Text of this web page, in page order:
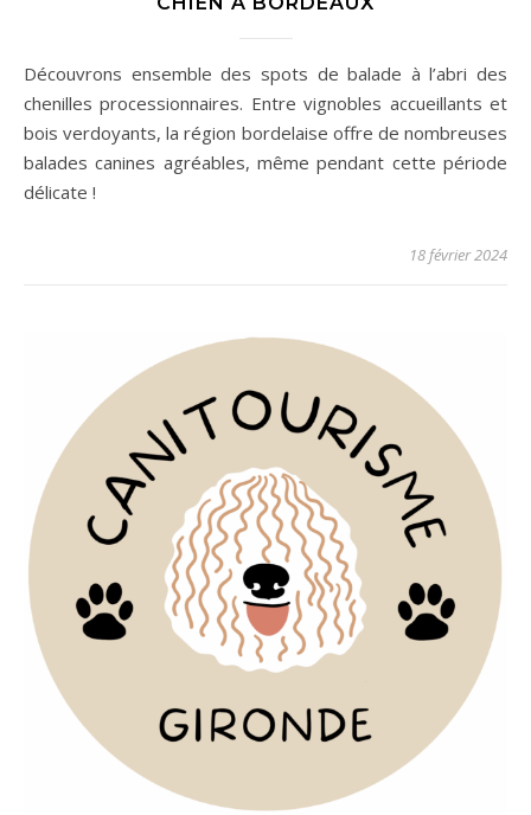
Découvrons ensemble des spots de balade à l’abri des
chenilles processionnaires. Entre vignobles accueillants et
bois verdoyants, la région bordelaise offre de nombreuses
balades canines agréables, même pendant cette période
délicate !
18 février 2024